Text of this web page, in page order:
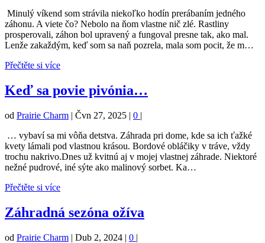
Minulý víkend som strávila niekoľko hodín prerábaním jedného
záhonu. A viete čo? Nebolo na ňom vlastne nič zlé. Rastliny
prosperovali, záhon bol upravený a fungoval presne tak, ako mal.
Lenže zakaždým, keď som sa naň pozrela, mala som pocit, že m…
Přečtěte si více
Keď sa povie pivónia…
od Prairie Charm | Čvn 27, 2025 | 0 |
… vybaví sa mi vôňa detstva. Záhrada pri dome, kde sa ich ťažké
kvety lámali pod vlastnou krásou. Bordové obláčiky v tráve, vždy
trochu nakrivo.Dnes už kvitnú aj v mojej vlastnej záhrade. Niektoré
nežné pudrové, iné sýte ako malinový sorbet. Ka…
Přečtěte si více
Záhradná sezóna ožíva
od Prairie Charm | Dub 2, 2024 | 0 |